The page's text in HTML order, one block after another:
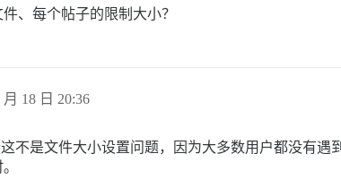
、每个帖子的限制大小？
月 18 日 20:36
不是文件大小设置问题，因为大多数用户都没有